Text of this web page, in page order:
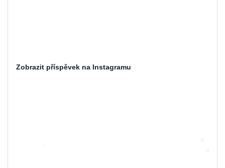
Zobrazit příspěvek na Instagramu